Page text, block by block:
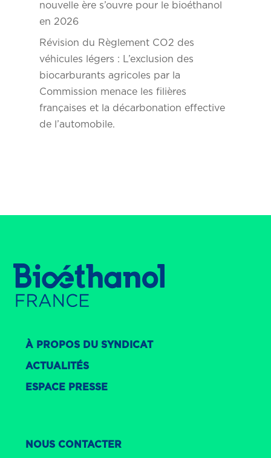
nouvelle ère s’ouvre pour le bioéthanol
en 2026
Révision du Règlement CO2 des
véhicules légers : L’exclusion des
biocarburants agricoles par la
Commission menace les filières
françaises et la décarbonation effective
de l’automobile.
À PROPOS DU SYNDICAT
ACTUALITÉS
ESPACE PRESSE
NOUS CONTACTER